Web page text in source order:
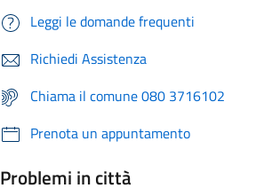
Leggi le domande frequenti
Richiedi Assistenza
Chiama il comune 080 3716102
Prenota un appuntamento
Problemi in città